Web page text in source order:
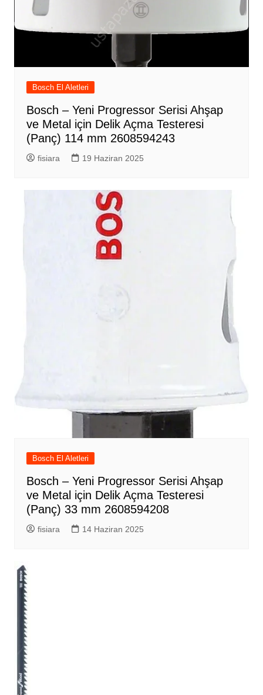
Bosch El Aletleri
Bosch – Yeni Progressor Serisi Ahşap
ve Metal için Delik Açma Testeresi
(Panç) 114 mm 2608594243
fisiara 19 Haziran 2025
Bosch El Aletleri
Bosch – Yeni Progressor Serisi Ahşap
ve Metal için Delik Açma Testeresi
(Panç) 33 mm 2608594208
fisiara 14 Haziran 2025